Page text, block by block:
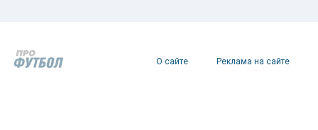
О сайте Реклама на сайте